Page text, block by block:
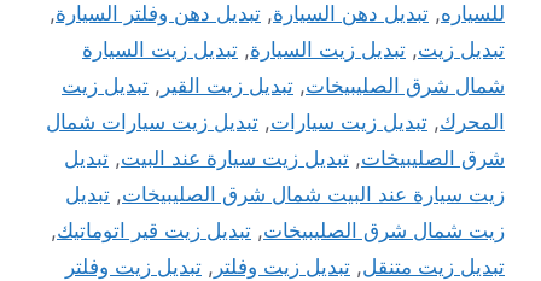
للسياره, تبديل دهن السيارة, تبديل دهن وفلتر السيارة,
تبديل زيت, تبديل زيت السيارة, تبديل زيت السيارة
شمال شرق الصليبيخات, تبديل زيت القير , تبديل زيت
المحرك, تبديل زيت سيارات, تبديل زيت سيارات شمال
شرق الصليبيخات, تبديل زيت سيارة عند البيت, تبديل
زيت سيارة عند البيت شمال شرق الصليبيخات, تبديل
زيت شمال شرق الصليبيخات, تبديل زيت قير اتوماتيك,
تبديل زيت متنقل, تبديل زيت وفلتر , تبديل زيت وفلتر